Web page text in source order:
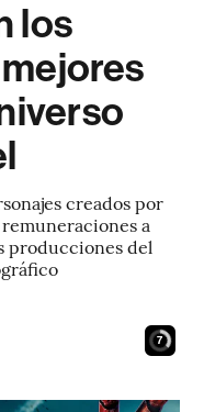
los
creados por
a
producciones del
6